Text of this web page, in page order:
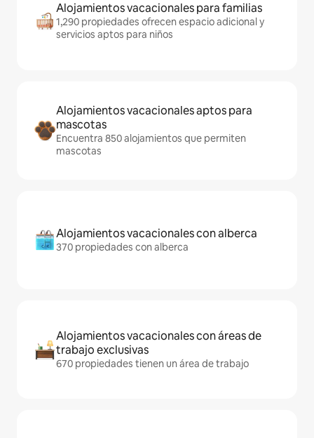
Alojamientos vacacionales para familias
1,290 propiedades ofrecen espacio adicional y
servicios aptos para niños
Alojamientos vacacionales aptos para
mascotas
Encuentra 850 alojamientos que permiten
mascotas
Alojamientos vacacionales con alberca
370 propiedades con alberca
Alojamientos vacacionales con áreas de
trabajo exclusivas
670 propiedades tienen un área de trabajo